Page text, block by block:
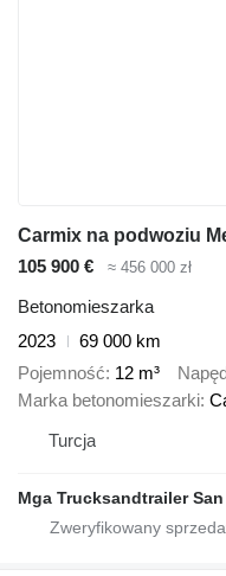
Carmix na podwoziu
105 900 €
≈ 456 000 zł
Betonomieszarka
2023
69 000 km
Pojemność 12 m³
Marka betonomieszarki
Turcja
Mga Trucksandtrailer